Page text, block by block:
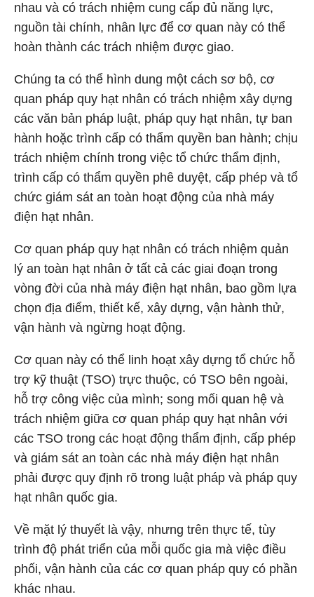
nhau và có trách nhiệm cung cấp đủ năng lực,
nguồn tài chính, nhân lực để cơ quan này có thể
hoàn thành các trách nhiệm được giao.
Chúng ta có thể hình dung một cách sơ bộ, cơ
quan pháp quy hạt nhân có trách nhiệm xây dựng
các văn bản pháp luật, pháp quy hạt nhân, tự ban
hành hoặc trình cấp có thẩm quyền ban hành; chịu
trách nhiệm chính trong việc tổ chức thẩm định,
trình cấp có thẩm quyền phê duyệt, cấp phép và tổ
chức giám sát an toàn hoạt động của nhà máy
điện hạt nhân.
Cơ quan pháp quy hạt nhân có trách nhiệm quản
lý an toàn hạt nhân ở tất cả các giai đoạn trong
vòng đời của nhà máy điện hạt nhân, bao gồm lựa
chọn địa điểm, thiết kế, xây dựng, vận hành thử,
vận hành và ngừng hoạt động.
Cơ quan này có thể linh hoạt xây dựng tổ chức hỗ
trợ kỹ thuật (TSO) trực thuộc, có TSO bên ngoài,
hỗ trợ công việc của mình; song mối quan hệ và
trách nhiệm giữa cơ quan pháp quy hạt nhân với
các TSO trong các hoạt động thẩm định, cấp phép
và giám sát an toàn các nhà máy điện hạt nhân
phải được quy định rõ trong luật pháp và pháp quy
hạt nhân quốc gia.
Về mặt lý thuyết là vậy, nhưng trên thực tế, tùy
trình độ phát triển của mỗi quốc gia mà việc điều
phối, vận hành của các cơ quan pháp quy có phần
khác nhau.